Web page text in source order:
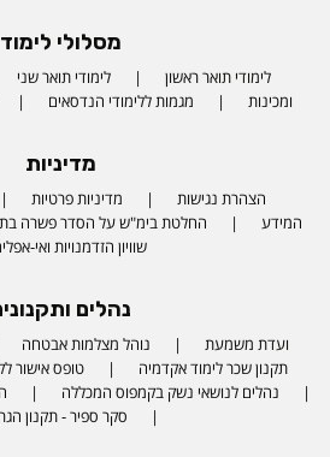
מסלולי לימוד
לימודי תואר ראשון לימודי תואר שני
ומכינות
מגמות ללימודי הנדסאים
מדיניות
הצהרת נגישות מדיניות פרטיות
המידע
החלטת בימ"ש על הסדר פשרה
שוויון הזדמנויות ואי-
נהלים
ועדת משמעת נוהל מצלמות אבטחה
תקנון שכר לימוד אקדמיה
טופס אישור
נהלים לנושאי נשק בקמפוס המכללה
סקר ספיר - תקנון